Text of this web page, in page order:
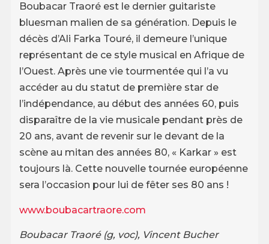
Boubacar Traoré est le dernier guitariste
bluesman malien de sa génération. Depuis le
décès d’Ali Farka Touré, il demeure l’unique
représentant de ce style musical en Afrique de
l’Ouest. Après une vie tourmentée qui l’a vu
accéder au du statut de première star de
l’indépendance, au début des années 60, puis
disparaître de la vie musicale pendant près de
20 ans, avant de revenir sur le devant de la
scène au mitan des années 80, « Karkar » est
toujours là. Cette nouvelle tournée européenne
sera l’occasion pour lui de fêter ses 80 ans !
www.boubacartraore.com
Boubacar Traoré (g, voc), Vincent Bucher